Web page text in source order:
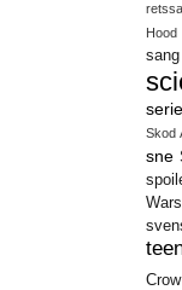
Hood
Skod
sne
Wars
Crow